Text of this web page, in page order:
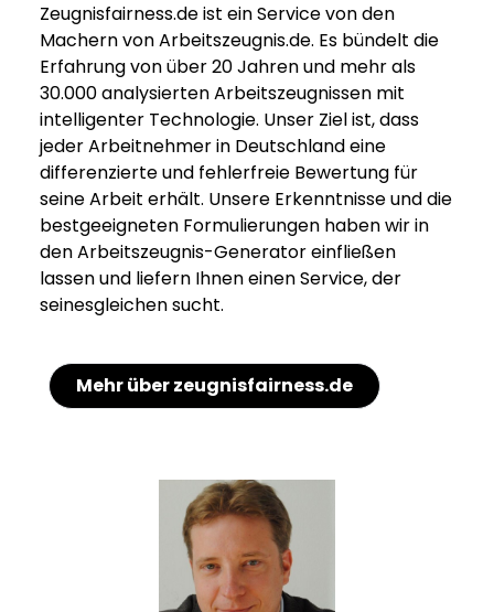
Zeugnisfairness.de ist ein Service von den
Machern von Arbeitszeugnis.de. Es bündelt die
Erfahrung von über 20 Jahren und mehr als
30.000 analysierten Arbeitszeugnissen mit
intelligenter Technologie. Unser Ziel ist, dass
jeder Arbeitnehmer in Deutschland eine
differenzierte und fehlerfreie Bewertung für
seine Arbeit erhält. Unsere Erkenntnisse und die
bestgeeigneten Formulierungen haben wir in
den Arbeitszeugnis-Generator einfließen
lassen und liefern Ihnen einen Service, der
seinesgleichen sucht.
Mehr über zeugnisfairness.de